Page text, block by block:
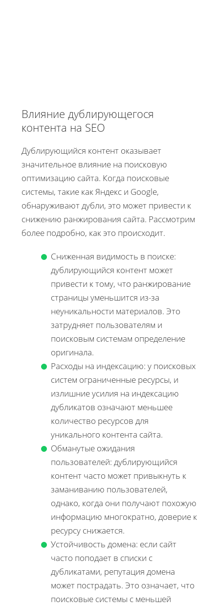
Влияние дублирующегося
контента на SEO
Дублирующийся контент оказывает
значительное влияние на поисковую
оптимизацию сайта. Когда поисковые
системы, такие как Яндекс и Google,
обнаруживают дубли, это может привести к
снижению ранжирования сайта. Рассмотрим
более подробно, как это происходит.
Сниженная видимость в поиске:
дублирующийся контент может
привести к тому, что ранжирование
страницы уменьшится из-за
неуникальности материалов. Это
затрудняет пользователям и
поисковым системам определение
оригинала.
Расходы на индексацию: у поисковых
систем ограниченные ресурсы, и
излишние усилия на индексацию
дубликатов означают меньшее
количество ресурсов для
уникального контента сайта.
Обманутые ожидания
пользователей: дублирующийся
контент часто может привыкнуть к
заманиванию пользователей,
однако, когда они получают похожую
информацию многократно, доверие к
ресурсу снижается.
Устойчивость домена: если сайт
часто поподает в списки с
дубликатами, репутация домена
может пострадать. Это означает, что
поисковые системы с меньшей